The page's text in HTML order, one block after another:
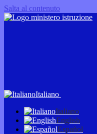
Salta al contenuto
Italiano
Italiano
English
Español